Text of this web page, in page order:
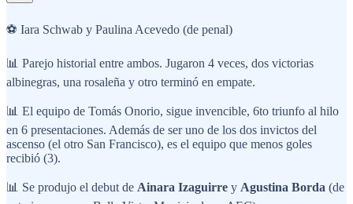
⚽ Iara Schwab y Paulina Acevedo (de penal)
📊 Parejo historial entre ambos. Jugaron 4 veces, dos victorias
albinegras, una rosaleña y otro terminó en empate.
📊 El equipo de Tomás Onorio, sigue invencible, 6to triunfo al hilo
en 6 presentaciones. Además de ser uno de los dos invictos del
ascenso (el otro San Francisco), es el equipo que menos goles
recibió (3).
📊 Se produjo el debut de Ainara Izaguirre y Agustina Borda (de